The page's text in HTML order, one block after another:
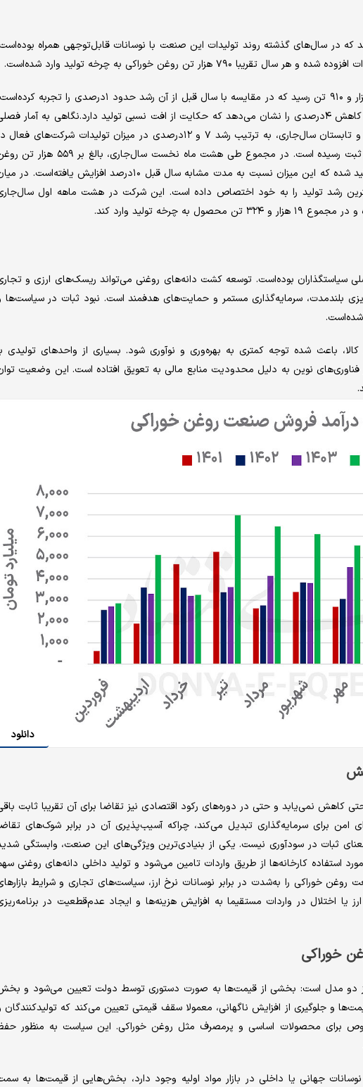
در سال‌های گذشته روند تولیدات این صنعت با نوسانات قابل‌توجهی همراه
در سال ۱۴۰۳، میزان تولید روغن خوراکی به ۷۵۷ هزار و ۹۱۰ تن رسید که در مقایسه با سال قبل از آن رشد حدود ۱‌درصدی را تجربه
با این حال این رقم نسبت به متوسط سالانه تولید، کاهش ۴‌درصدی را نشان می‌دهد که حکایت از افت نسبی تولید دارد.نگاهی به آمار
وضعیت بهتری را نشان می‌دهد؛ به‌طوری‌که در بهار و تابستان سال‌جاری، به ترتیب رشد ۷ و ۱۲‌درصدی در میزان تولیدات شرکت‌های
این صنعت نسبت به فصول مشابه سال گذشته به ثبت رسیده است. در مجموع طی هشت ماه نخست سال‌جاری، بالغ بر ۵۵۹
خوراکی توسط چهار تولیدکننده بزرگ این صنعت تولید شده که این میزان نسبت به مدت مشابه سال قبل ۱۰‌درصد افزایش یافته‌است. در
رشد تولید را به خود اختصاص داده است. این شرکت در هشت ماهه اول
سیاستگذاران بوده‌است. توسعه کشت دانه‌های روغنی می‌تواند ریسک‌های ارزی و
بلندمدت، سرمایه‌گذاری مستمر و حمایت‌های هدفمند است. نبود ثبات در سیاست‌ها
باعث شده توجه کمتری به بهره‌وری و نوآوری شود. بسیاری از واحدهای تولیدی
فناوری‌های نوین به دلیل محدودیت منابع مالی به تعویق افتاده است. این وضعیت
دانلود
کاهش نمی‌یابد و حتی در دوره‌های رکود اقتصادی نیز تقاضا برای آن تقریبا ثابت
امن برای سرمایه‌گذاری تبدیل می‌کند، چراکه آسیب‌پذیری آن در برابر شوک‌های
ثبات در سودآوری نیست. یکی از بنیادی‌ترین ویژگی‌های این صنعت، وابستگی
استفاده کارخانه‌ها از طریق واردات تامین می‌شود و تولید داخلی دانه‌های روغنی
روغن خوراکی را به‌شدت در برابر نوسانات نرخ ارز، سیاست‌های تجاری و شرایط
یا اختلال در واردات مستقیما به افزایش هزینه‌ها و ایجاد عدم‌قطعیت در
خوراکی
از دو مدل است: بخشی از قیمت‌ها به صورت دستوری توسط دولت تعیین می‌شود و
و جلوگیری از افزایش ناگهانی، معمولا سقف قیمتی تعیین می‌کند که تولیدکنندگان
برای محصولات اساسی و پرمصرف مثل روغن خوراکی. این سیاست به منظور
جهانی یا داخلی در بازار مواد اولیه وجود دارد، بخش‌هایی از قیمت‌ها به